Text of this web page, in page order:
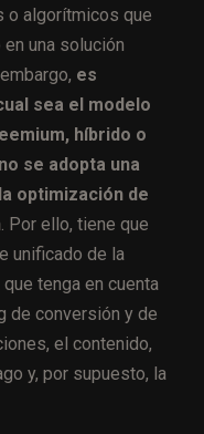
o algorítmicos que
una solución
es
sea el modelo
híbrido o
se adopta una
optimización de
. Por ello, tiene que
unificado de la
tenga en cuenta
de conversión y de
el contenido,
y, por supuesto, la